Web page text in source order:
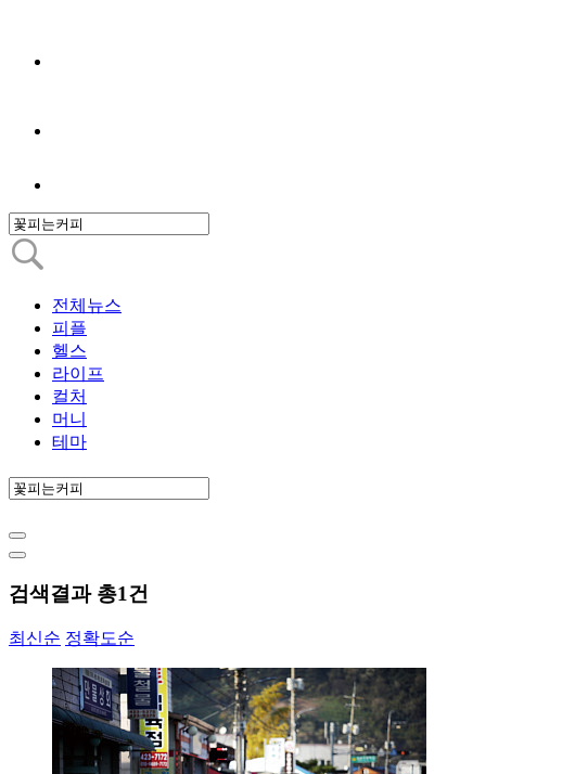
전체뉴스
피플
헬스
라이프
컬처
머니
테마
검색결과 총1건
최신순 정확도순